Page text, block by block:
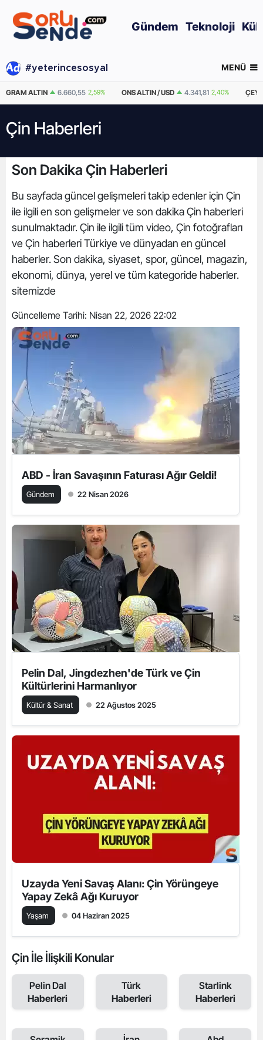
Gündem Teknoloji
#yeterincesosyal MENÜ
GRAM ALTIN 6.660,55 2,59% ONS ALTIN / USD 4.341,81 2,40%
Çin Haberleri
Son Dakika Çin Haberleri
Bu sayfada güncel gelişmeleri takip edenler için Çin
ile ilgili en son gelişmeler ve son dakika Çin haberleri
sunulmaktadır. Çin ile ilgili tüm video, Çin fotoğrafları
ve Çin haberleri Türkiye ve dünyadan en güncel
haberler. Son dakika, siyaset, spor, güncel, magazin,
ekonomi, dünya, yerel ve tüm kategoride haberler.
sitemizde
Güncelleme Tarihi: Nisan 22, 2026 22:02
ABD - İran Savaşının Faturası Ağır Geldi!
Gündem 22 Nisan 2026
Pelin Dal, Jingdezhen'de Türk ve Çin
Kültürlerini Harmanlıyor
Kültür & Sanat 22 Ağustos 2025
Uzayda Yeni Savaş Alanı: Çin Yörüngeye
Yapay Zekâ Ağı Kuruyor
Yaşam 04 Haziran 2025
Çin İle İlişkili Konular
Pelin Dal
Haberleri
Türk
Haberleri
Starlink
Haberleri